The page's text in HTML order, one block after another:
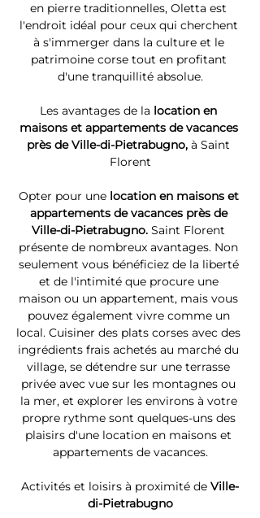
en pierre traditionnelles, Oletta est
l'endroit idéal pour ceux qui cherchent
à s'immerger dans la culture et le
patrimoine corse tout en profitant
d'une tranquillité absolue.
Les avantages de la location en
maisons et appartements de vacances
près de Ville-di-Pietrabugno, à Saint
Florent
Opter pour une location en maisons et
appartements de vacances près de
Ville-di-Pietrabugno. Saint Florent
présente de nombreux avantages. Non
seulement vous bénéficiez de la liberté
et de l'intimité que procure une
maison ou un appartement, mais vous
pouvez également vivre comme un
local. Cuisiner des plats corses avec des
ingrédients frais achetés au marché du
village, se détendre sur une terrasse
privée avec vue sur les montagnes ou
la mer, et explorer les environs à votre
propre rythme sont quelques-uns des
plaisirs d'une location en maisons et
appartements de vacances.
Activités et loisirs à proximité de Ville-
di-Pietrabugno